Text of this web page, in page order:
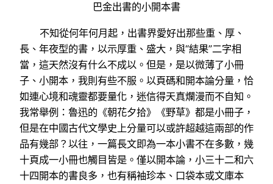
巴金出書的小開本書
不知從何年何月起，出書界愛好出那些重、厚、
長、年夜型的書，以示厚重、盛大，與“結果”二字相
當，這天然沒有什么不成以。但是，是以微薄了小冊
子、小開本，我則有些不服。以頁碼和開本論分量，恰
如連心境和魂靈都要量化，迷信得天真爛漫而不自知。
我常舉例：魯迅的《朝花夕拾》《野草》都是小冊子，
但是在中國古代文學史上分量可以或許超越這兩部的作
品有幾部？以往，一篇長文即為一本小書不在多數，幾
十頁成一小冊也觸目皆是。僅以開本論，小三十二和六
十四開本的書良多，也有稱袖珍本、口袋本或文庫本